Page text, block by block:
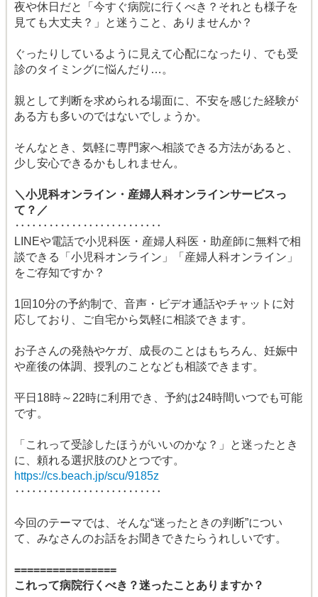
夜や休日だと「今すぐ病院に行くべき？それとも様子を
見ても大丈夫？」と迷うこと、ありませんか？
ぐったりしているように見えて心配になったり、でも受
診のタイミングに悩んだり…。
親として判断を求められる場面に、不安を感じた経験が
ある方も多いのではないでしょうか。
そんなとき、気軽に専門家へ相談できる方法があると、
少し安心できるかもしれません。
＼小児科オンライン・産婦人科オンラインサービスっ
て？／
‥‥‥‥‥‥‥‥‥‥‥‥‥
LINEや電話で小児科医・産婦人科医・助産師に無料で相
談できる「小児科オンライン」「産婦人科オンライン」
をご存知ですか？
1回10分の予約制で、音声・ビデオ通話やチャットに対
応しており、ご自宅から気軽に相談できます。
お子さんの発熱やケガ、成長のことはもちろん、妊娠中
や産後の体調、授乳のことなども相談できます。
平日18時～22時に利用でき、予約は24時間いつでも可能
です。
「これって受診したほうがいいのかな？」と迷ったとき
に、頼れる選択肢のひとつです。
https://cs.beach.jp/scu/9185z
‥‥‥‥‥‥‥‥‥‥‥‥‥
今回のテーマでは、そんな“迷ったときの判断”につい
て、みなさんのお話をお聞きできたらうれしいです。
================
これって病院行くべき？迷ったことありますか？